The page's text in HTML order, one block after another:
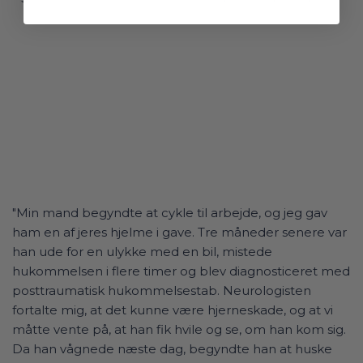
"Min mand begyndte at cykle til arbejde, og jeg gav
ham en af jeres hjelme i gave. Tre måneder senere var
han ude for en ulykke med en bil, mistede
hukommelsen i flere timer og blev diagnosticeret med
posttraumatisk hukommelsestab. Neurologisten
fortalte mig, at det kunne være hjerneskade, og at vi
måtte vente på, at han fik hvile og se, om han kom sig.
Da han vågnede næste dag, begyndte han at huske